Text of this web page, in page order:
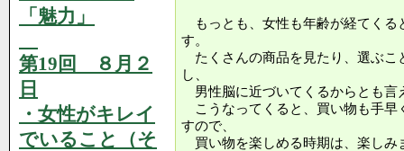
「魅力」
第19回 ８月２
日
・女性がキレイ
でいること（そ
もっとも、女性も年齢が経てくる
す。
たくさんの商品を見たり、選ぶこ
し、
男性脳に近づいてくるからとも言
こうなってくると、買い物も手早
すので、
買い物を楽しめる時期は、楽しみ